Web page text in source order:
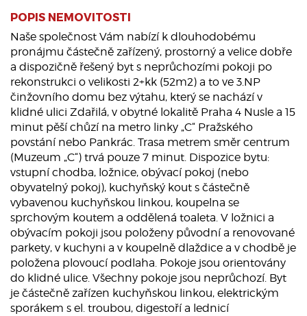
POPIS NEMOVITOSTI
Naše společnost Vám nabízí k dlouhodobému
pronájmu částečně zařízený, prostorný a velice dobře
a dispozičně řešený byt s neprůchozími pokoji po
rekonstrukci o velikosti 2+kk (52m2) a to ve 3.NP
činžovního domu bez výtahu, který se nachází v
klidné ulici Zdařilá, v obytné lokalitě Praha 4 Nusle a 15
minut pěší chůzí na metro linky „C“ Pražského
povstání nebo Pankrác. Trasa metrem směr centrum
(Muzeum „C“) trvá pouze 7 minut. Dispozice bytu:
vstupní chodba, ložnice, obývací pokoj (nebo
obyvatelný pokoj), kuchyňský kout s částečně
vybavenou kuchyňskou linkou, koupelna se
sprchovým koutem a oddělená toaleta. V ložnici a
obývacím pokoji jsou položeny původní a renovované
parkety, v kuchyni a v koupelně dlaždice a v chodbě je
položena plovoucí podlaha. Pokoje jsou orientovány
do klidné ulice. Všechny pokoje jsou neprůchozí. Byt
je částečně zařízen kuchyňskou linkou, elektrickým
sporákem s el. troubou, digestoří a lednicí